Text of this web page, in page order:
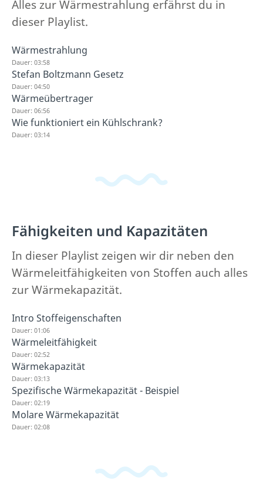
Alles zur Wärmestrahlung erfährst du in
dieser Playlist.
Wärmestrahlung
Dauer: 03:58
Stefan Boltzmann Gesetz
Dauer: 04:50
Wärmeübertrager
Dauer: 06:56
Wie funktioniert ein Kühlschrank?
Dauer: 03:14
Fähigkeiten und Kapazitäten
In dieser Playlist zeigen wir dir neben den
Wärmeleitfähigkeiten von Stoffen auch alles
zur Wärmekapazität.
Intro Stoffeigenschaften
Dauer: 01:06
Wärmeleitfähigkeit
Dauer: 02:52
Wärmekapazität
Dauer: 03:13
Spezifische Wärmekapazität - Beispiel
Dauer: 02:19
Molare Wärmekapazität
Dauer: 02:08